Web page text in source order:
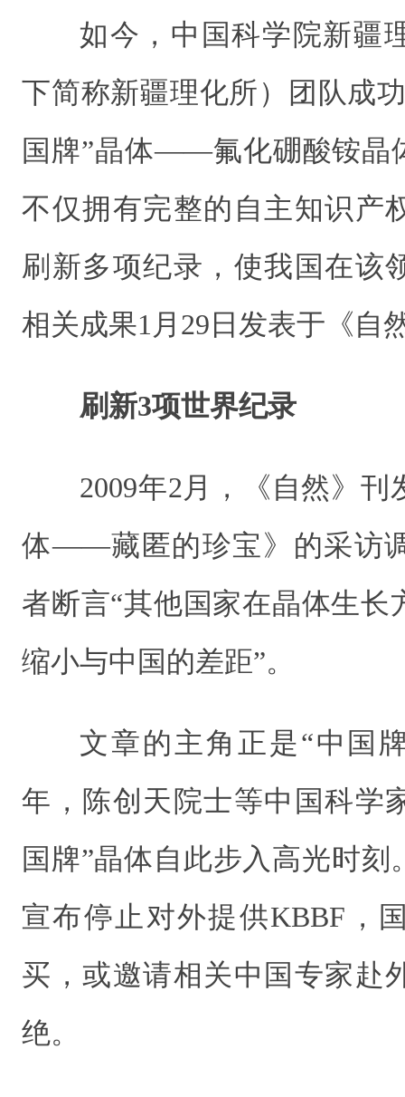
如今，中国科学院新疆
下简称新疆理化所）团队成
国牌”晶体——氟化硼酸铵晶
不仅拥有完整的自主知识产
刷新多项纪录，使我国在该
相关成果1月29日发表于《自
刷新3项世界纪录
2009年2月，《自然》
体——藏匿的珍宝》的采访
者断言“其他国家在晶体生长
缩小与中国的差距”。
文章的主角正是“中国
年，陈创天院士等中国科学
国牌”晶体自此步入高光时刻
宣布停止对外提供KBBF，
买，或邀请相关中国专家赴
绝。